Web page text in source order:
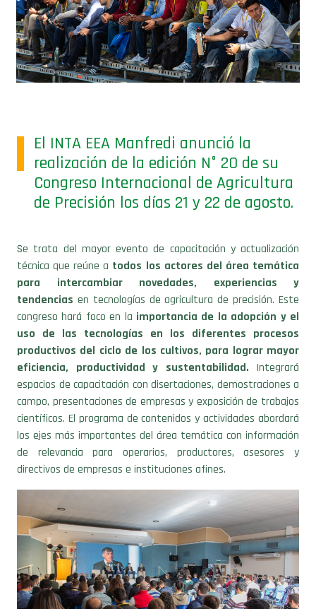
El INTA EEA Manfredi anunció la
realización de la edición N° 20 de su
Congreso Internacional de Agricultura
de Precisión los días 21 y 22 de agosto.
Se trata del mayor evento de capacitación y actualización
técnica que reúne a todos los actores del área temática
para intercambiar novedades, experiencias y
tendencias en tecnologías de agricultura de precisión. Este
congreso hará foco en la importancia de la adopción y el
uso de las tecnologías en los diferentes procesos
productivos del ciclo de los cultivos, para lograr mayor
eficiencia, productividad y sustentabilidad. Integrará
espacios de capacitación con disertaciones, demostraciones a
campo, presentaciones de empresas y exposición de trabajos
científicos. El programa de contenidos y actividades abordará
los ejes más importantes del área temática con información
de relevancia para operarios, productores, asesores y
directivos de empresas e instituciones afines.